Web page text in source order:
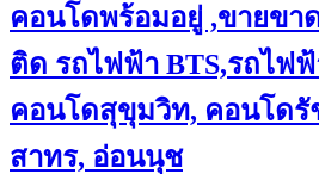
คอนโดพร้อมอยู่ ,ขายขา
ติด รถไฟฟ้า BTS,รถไฟ
คอนโดสุขุมวิท, คอนโดรั
สาทร, อ่อนนุช